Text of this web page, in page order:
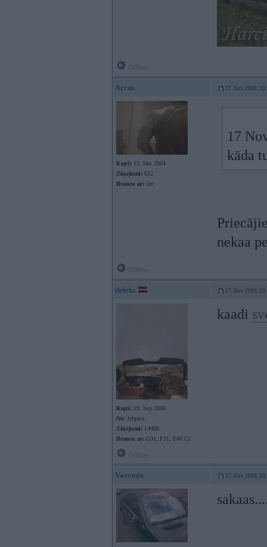
Arcus 17. Nov 2009,
Kopš: 13. Dec 2004
Ziņojumi: 622
Braucu ar: 5er
17
kāda
nekaa
defekc 17. Nov 2009,
Kopš: 19. Sep 2006
No: Jelgava
Ziņojumi: 14480
Braucu ar: G31, F31, E46 Ci
kaadi
Varemix 17. Nov 2009,